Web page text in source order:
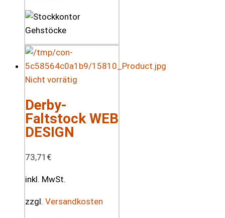
Nicht vorrätig
Derby-
Faltstock WEB
DESIGN
73,71 €
inkl. MwSt.
zzgl. Versandkosten